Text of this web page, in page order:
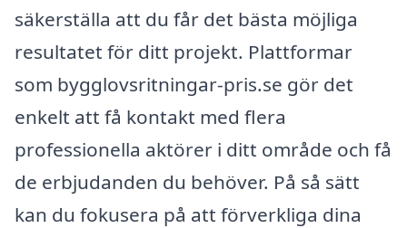
säkerställa att du får det bästa möjliga
resultatet för ditt projekt. Plattformar
som bygglovsritningar-pris.se gör det
enkelt att få kontakt med flera
professionella aktörer i ditt område och få
de erbjudanden du behöver. På så sätt
kan du fokusera på att förverkliga dina